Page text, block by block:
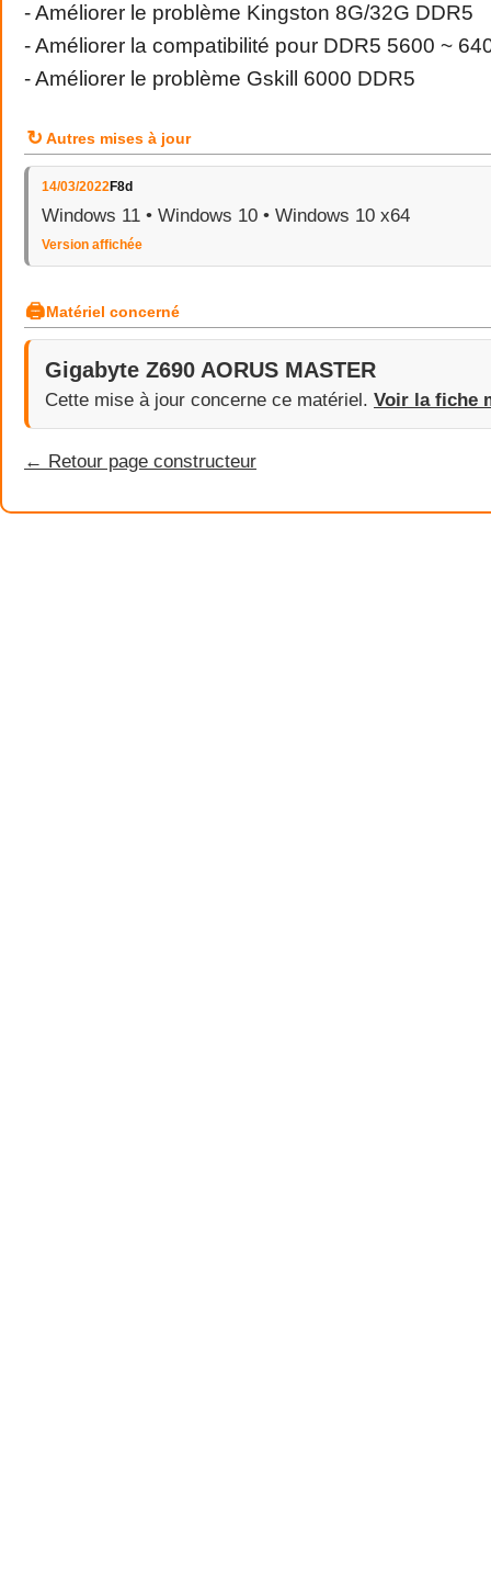
- Améliorer le problème Kingston 8G/32G DDR5
- Améliorer la compatibilité pour DDR5 5600 ~
- Améliorer le problème Gskill 6000 DDR5
↻ Autres mises à jour
14/03/2022F8d
Windows 11 • Windows 10 • Windows 10 x64
Version affichée
🖨Matériel concerné
Gigabyte Z690 AORUS MASTER
Cette mise à jour concerne ce matériel. Voir la fiche
← Retour page constructeur